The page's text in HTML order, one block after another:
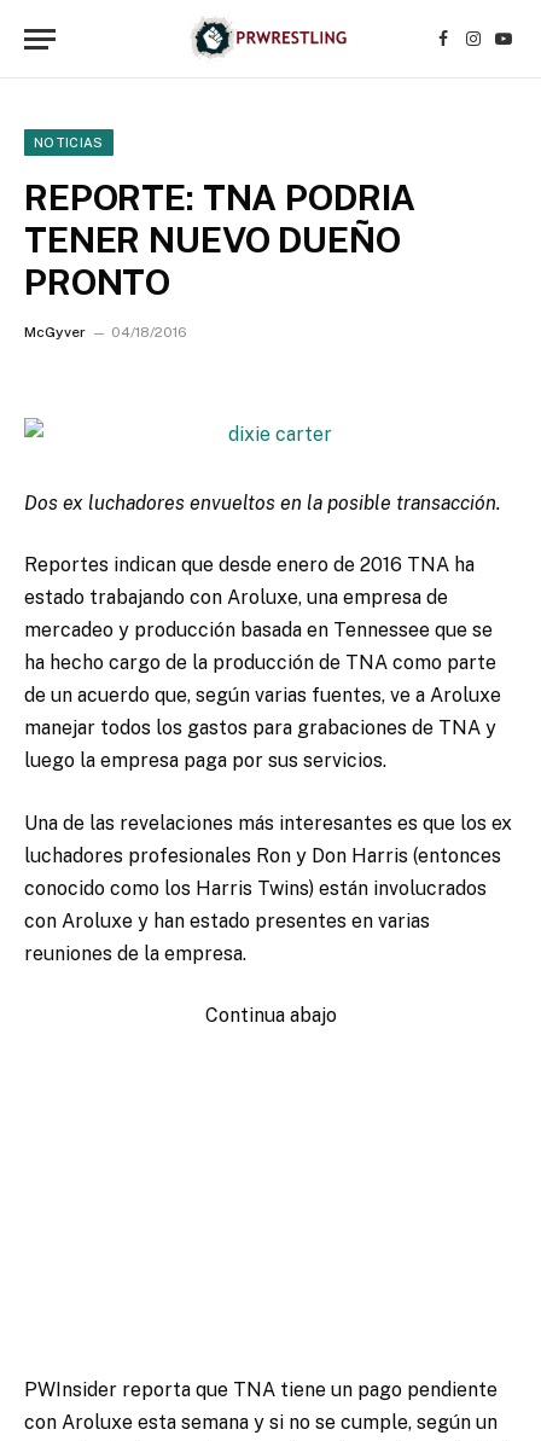
Facebook
NOTICIAS
REPORTE: TNA PODRIA
TENER NUEVO DUEÑO
PRONTO
McGyver 04/18/2016
Dos ex luchadores envueltos en la posible transacción.
Reportes indican que desde enero de 2016 TNA ha
estado trabajando con Aroluxe, una empresa de
mercadeo y producción basada en Tennessee que se
ha hecho cargo de la producción de TNA como parte
de un acuerdo que, según varias fuentes, ve a Aroluxe
manejar todos los gastos para grabaciones de TNA y
luego la empresa paga por sus servicios.
Una de las revelaciones más interesantes es que los ex
luchadores profesionales Ron y Don Harris (entonces
conocido como los Harris Twins) están involucrados
con Aroluxe y han estado presentes en varias
reuniones de la empresa.
Continua abajo
PWInsider reporta que TNA tiene un pago pendiente
con Aroluxe esta semana y si no se cumple, según un